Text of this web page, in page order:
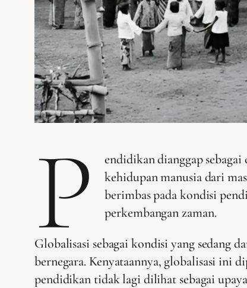
P
endidikan dianggap
kehidupan manusia dari
berimbas pada kondisi
perkembangan zaman.
Globalisasi sebagai kondisi yang sedang
bernegara. Kenyataannya, globalisasi ini
pendidikan tidak lagi dilihat sebagai